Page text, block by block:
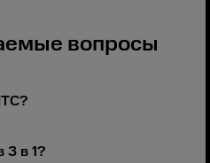
вопросы
в 1?